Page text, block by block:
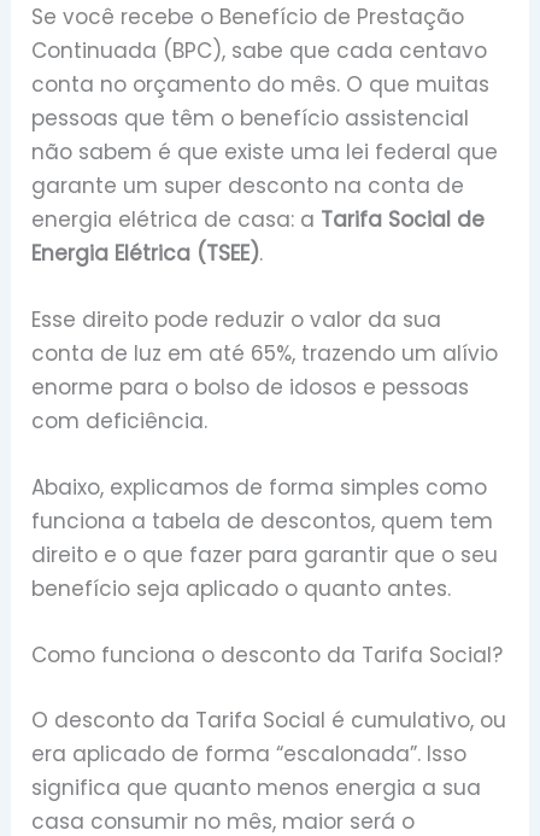
Se você recebe o Benefício de Prestação
Continuada (BPC), sabe que cada centavo
conta no orçamento do mês. O que muitas
pessoas que têm o benefício assistencial
não sabem é que existe uma lei federal que
garante um super desconto na conta de
energia elétrica de casa: a Tarifa Social de
Energia Elétrica (TSEE).
Esse direito pode reduzir o valor da sua
conta de luz em até 65%, trazendo um alívio
enorme para o bolso de idosos e pessoas
com deficiência.
Abaixo, explicamos de forma simples como
funciona a tabela de descontos, quem tem
direito e o que fazer para garantir que o seu
benefício seja aplicado o quanto antes.
Como funciona o desconto da Tarifa Social?
O desconto da Tarifa Social é cumulativo, ou
era aplicado de forma “escalonada”. Isso
significa que quanto menos energia a sua
casa consumir no mês, maior será o